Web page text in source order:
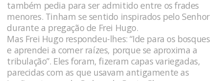
também pedia para ser admitido entre os frades
menores. Tinham se sentido inspirados pelo Senhor
durante a pregação de Frei Hugo.
Mas Frei Hugo respondeu-lhes: “Ide para os bosques
e aprendei a comer raízes, porque se aproxima a
tribulação”. Eles foram, fizeram capas variegadas,
parecidas com as que usavam antigamente as